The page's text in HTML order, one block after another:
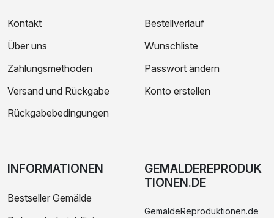
Kontakt
Über uns
Zahlungsmethoden
Versand und Rückgabe
Rückgabebedingungen
Bestellverlauf
Wunschliste
Passwort ändern
Konto erstellen
INFORMATIONEN
Bestseller Gemälde
GEMALDEREPRODUK
TIONEN.DE
GemaldeReproduktionen.de